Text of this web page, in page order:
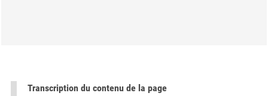
Transcription du contenu de la page